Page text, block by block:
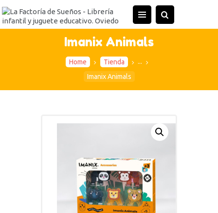
Imanix Animals
Home Tienda
...
Imanix Animals
INICIO
TIENDA
ACTIVIDADES
CONTACTO